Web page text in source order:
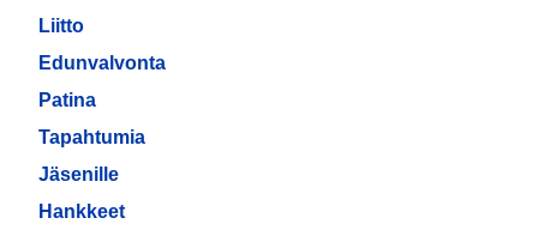
Liitto
Edunvalvonta
Patina
Tapahtumia
Jäsenille
Hankkeet